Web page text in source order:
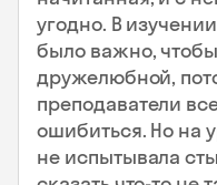
угодно. В
было важно,
дружелюбной,
преподаватели
ошибиться. Но на
не испытывала